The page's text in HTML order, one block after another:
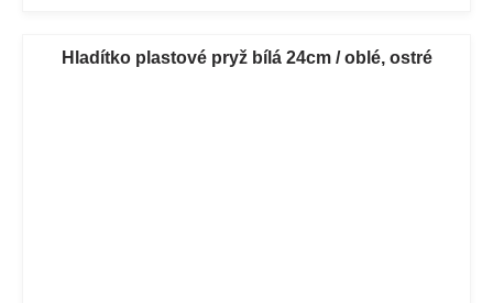
Hladítko plastové pryž bílá 24cm / oblé, ostré